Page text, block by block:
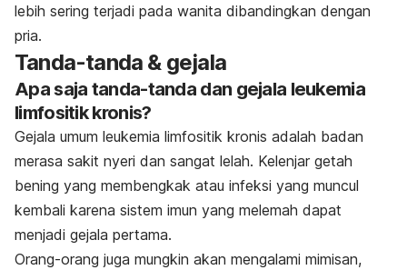
lebih sering terjadi pada wanita dibandingkan dengan
pria.
Tanda-tanda & gejala
Apa saja tanda-tanda dan gejala leukemia
limfositik kronis?
Gejala umum leukemia limfositik kronis adalah badan
merasa sakit nyeri dan sangat lelah. Kelenjar getah
bening yang membengkak atau infeksi yang muncul
kembali karena sistem imun yang melemah dapat
menjadi gejala pertama.
Orang-orang juga mungkin akan mengalami mimisan,